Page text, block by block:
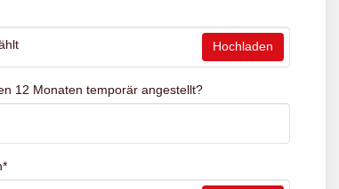
Hochladen
12 Monaten temporär angestellt?
*